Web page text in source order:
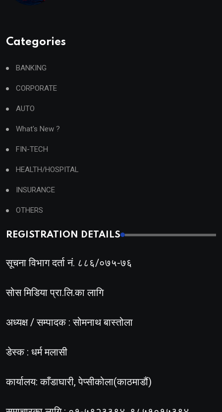
Categories
BANKING
CORPORATE
AUTO
What's New ?
FIN-TECH
HEALTH/HOSPITAL
INSURANCE
OTHERS
REGISTRATION DETAILS
सूचना विभाग दर्ता नं. ८८६/०७५-७६
सोस मिडिया प्रा.लि.का लागि
अध्यक्ष / सम्पादक : सोमनाथ बास्तोला
डेस्क : धर्म मलासी
कार्यालय: काँडाघारी, पेप्सीकोला(काठमाडौं)